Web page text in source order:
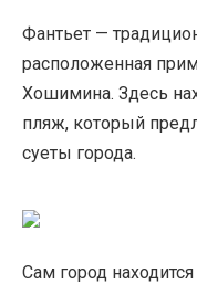
Фантьет —
расположенная
Хошимина. Здесь
пляж, который
суеты города.
Сам город